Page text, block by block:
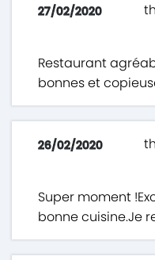
27/02/2020
Restaurant
bonnes et
26/02/2020
Super moment
bonne cuisine.Je